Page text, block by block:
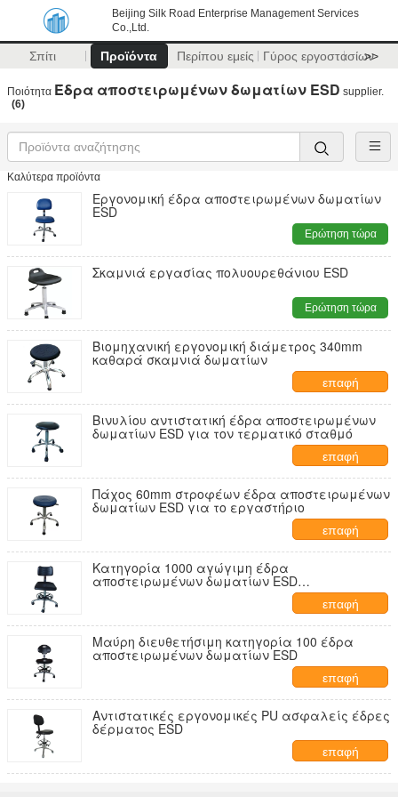
Beijing Silk Road Enterprise Management Services
Co.,Ltd.
Σπίτι Προϊόντα Περίπου εμείς Γύρος εργοστασίων
>>
Ποιότητα Έδρα αποστειρωμένων δωματίων ESD supplier.
(6)
Καλύτερα προϊόντα
Εργονομική έδρα αποστειρωμένων δωματίων
ESD
Ερώτηση τώρα
Σκαμνιά εργασίας πολυουρεθάνιου ESD
Ερώτηση τώρα
Βιομηχανική εργονομική διάμετρος 340mm
καθαρά σκαμνιά δωματίων
επαφή
Βινυλίου αντιστατική έδρα αποστειρωμένων
δωματίων ESD για τον τερματικό σταθμό
επαφή
Πάχος 60mm στροφέων έδρα αποστειρωμένων
δωματίων ESD για το εργαστήριο
επαφή
Κατηγορία 1000 αγώγιμη έδρα
αποστειρωμένων δωματίων ESD
επαφή
Μαύρη διευθετήσιμη κατηγορία 100 έδρα
αποστειρωμένων δωματίων ESD
επαφή
Αντιστατικές εργονομικές PU ασφαλείς έδρες
δέρματος ESD
επαφή